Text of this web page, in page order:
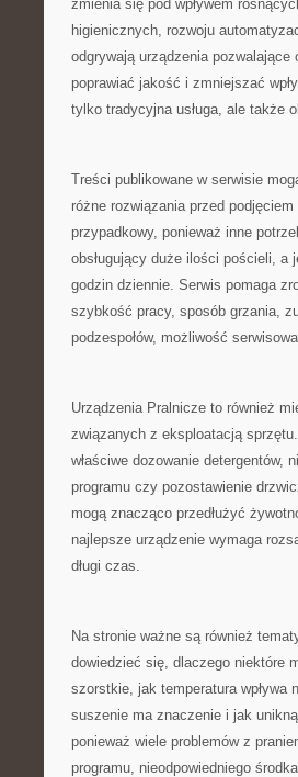
zmienia się pod wpływem
higienicznych, rozwoju
odgrywają urządzenia
poprawiać jakość i zmniejszać
tylko tradycyjna usługa, ale także
Treści publikowane w serwisie
różne rozwiązania przed
przypadkowy, ponieważ inne
obsługujący duże ilości pościeli, a
godzin dziennie. Serwis pomaga
szybkość pracy, sposób grzania,
podzespołów, możliwość
Urządzenia Pralnicze to również
związanych z eksploatacją
właściwe dozowanie detergentów,
programu czy pozostawienie
mogą znacząco przedłużyć
najlepsze urządzenie wymaga
długi czas.
Na stronie ważne są również
dowiedzieć się, dlaczego niektóre
szorstkie, jak temperatura wpływa
suszenie ma znaczenie i jak
ponieważ wiele problemów z
programu, nieodpowiedniego